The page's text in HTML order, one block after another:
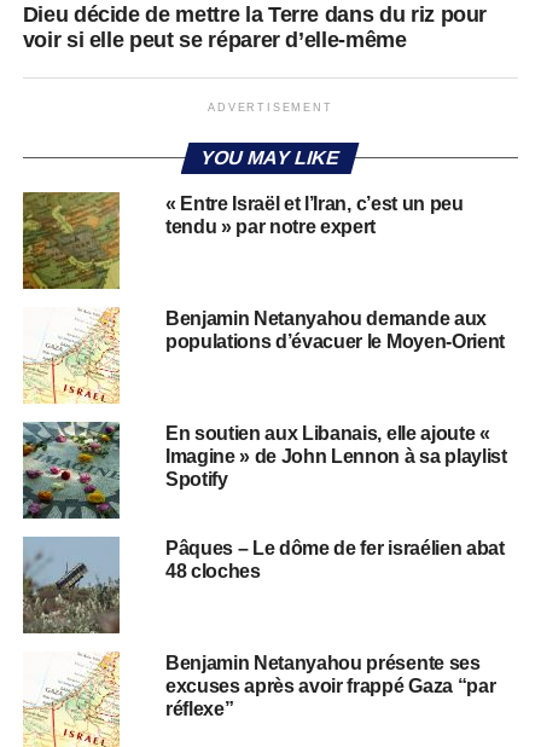
Dieu décide de mettre la Terre dans du riz pour
voir si elle peut se réparer d’elle-même
ADVERTISEMENT
YOU MAY LIKE
« Entre Israël et l’Iran, c’est un peu
tendu » par notre expert
Benjamin Netanyahou demande aux
populations d’évacuer le Moyen-Orient
​​En soutien aux Libanais, elle ajoute «
Imagine » de John Lennon à sa playlist
Spotify
Pâques – Le dôme de fer israélien abat
48 cloches
Benjamin Netanyahou présente ses
excuses après avoir frappé Gaza “par
réflexe”